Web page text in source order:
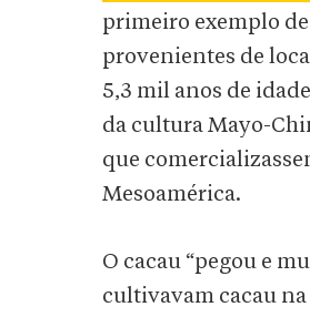
primeiro exemplo
provenientes de
5,3 mil anos de
da cultura Mayo-
que
Mesoamérica.
O cacau “pegou e
cultivavam cacau na